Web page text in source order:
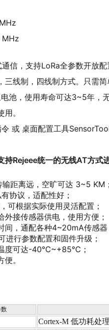
信，支持LoRa全参数开放
三线制，四线制方式。只需
池，使用寿命可达3~5年，
。
或 桌面配置工具
持Rejeee统一的无线AT方
距离远，空旷可达 3~5 KM；
协议，适配性好；
可根据实际使用灵活配置；
接传感器供电，使用方便；
间，通配各种4~20mA传感器
行参数配置和固件升级；
度可达-40℃~+85℃；
。
Cortex-M 低功耗处